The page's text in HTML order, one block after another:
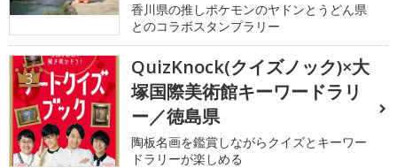
香川県の推しポケモンのヤドンとうどん県
とのコラボスタンプラリー
3
QuizKnock(クイズノック)×大
塚国際美術館キーワードラリ
ー／徳島県
陶板名画を鑑賞しながらクイズとキーワー
ドラリーが楽しめる